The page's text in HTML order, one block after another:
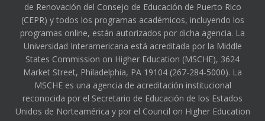
de Renovación del Consejo de Educación de Puerto Rico
(CEPR) y todos los programas académicos, incluyendo los
programas online, están autorizados por dicha agencia. La
Universidad Interamericana está acreditada por la Middle
States Commission on Higher Education (MSCHE), 3624
Market Street, Philadelphia, PA 19104 (267-284-5000). La
MSCHE es una agencia de acreditación institucional
reconocida por el Secretario de Educación de los Estados
Unidos de Norteamérica y por el Council on Higher Education